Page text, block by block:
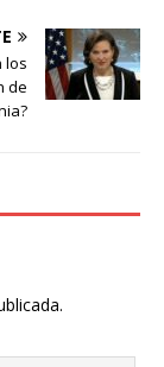
los
de